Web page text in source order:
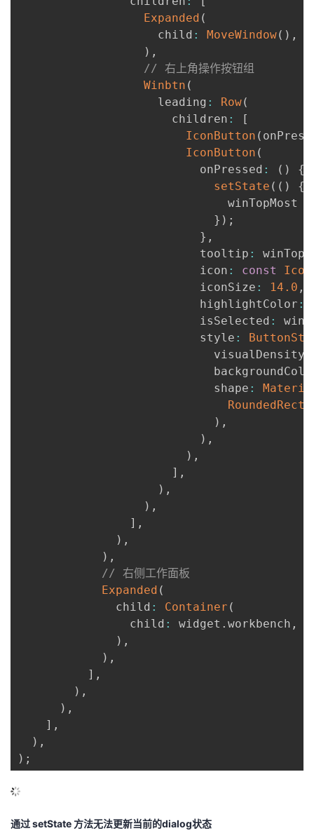
Expanded (
                    child
: MoveWindow( ) ,
) ,
// 右上角操作按钮组
Winbtn (
                    leading
: Row(
                      children
:
[
IconButton (
IconButton (
                          onPressed
: ( )
{
setState ( ( )
{
                              winTopMost
} ) ;
} ,
                          tooltip
:
                          icon
: const Icon
                          iconSize
: 14.0 ,
                          highlightColor
:
                          isSelected
:
                          style
:
                            visualDensity
                            shape
:
) ,
) ,
) ,
] ,
) ,
) ,
] ,
) ,
) ,
// 右侧工作面板
Expanded (
              child
: Container (
                child
: widget . workbench ,
) ,
) ,
] ,
) ,
) ,
] ,
) ,
) ;
通过 setState 方法无法更新当前的dialog状态